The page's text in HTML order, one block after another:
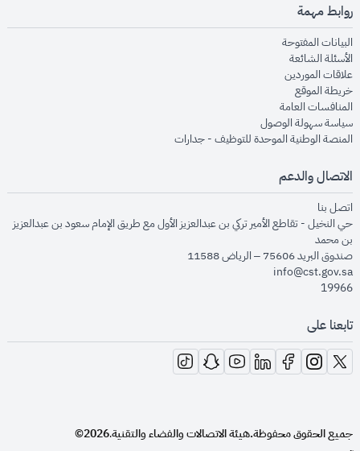
روابط مهمة
البيانات المفتوحةopens in new window
الأسئلة الشائعةopens in new window
علاقات الموردينopens in new window
خريطة الموقعopens in new window
المنافسات العامةopens in new window
سياسة سهولة الوصولopens in new window
المنصة الوطنية الموحدة للتوظيف - جداراتopens in new window
الاتصال والدعم
اتصل بنا
حي النخيل - تقاطع الأمير تركي بن عبدالعزيز الأول مع طريق الإمام سعود بن عبدالعزيز
بن محمد
صندوق البريد 75606 – الرياض 11588
info@cst.gov.sa
19966
تابعنا على
opens in new window
opens in new window
opens in new window
opens in new window
opens in new window
opens in new window
opens in new window
جميع الحقوق محفوظة.هيئة الاتصالات والفضاء والتقنية.
2026©